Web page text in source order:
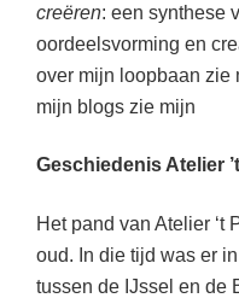
creëren: een synthese
oordeelsvorming en
over mijn loopbaan zie
mijn blogs zie mijn
Geschiedenis Atelier
Het pand van Atelier ‘t
oud. In die tijd was er
tussen de IJssel en de